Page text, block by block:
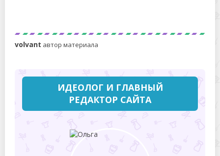
volvant автор материала
ИДЕОЛОГ И ГЛАВНЫЙ
РЕДАКТОР САЙТА